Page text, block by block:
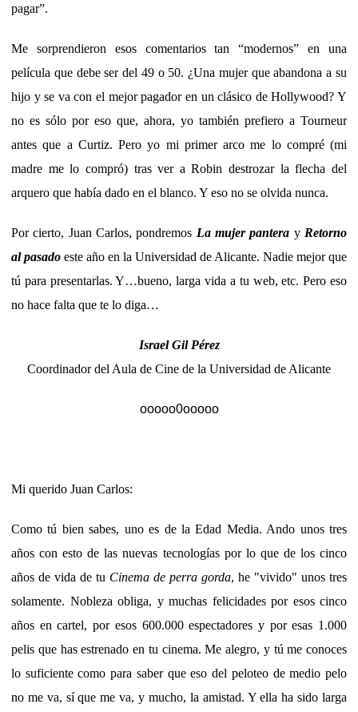
pagar”.
Me sorprendieron esos comentarios tan “modernos” en una
película que debe ser del 49 o 50. ¿Una mujer que abandona a su
hijo y se va con el mejor pagador en un clásico de Hollywood? Y
no es sólo por eso que, ahora, yo también prefiero a Tourneur
antes que a Curtiz. Pero yo mi primer arco me lo compré (mi
madre me lo compró) tras ver a Robin destrozar la flecha del
arquero que había dado en el blanco. Y eso no se olvida nunca.
Por cierto, Juan Carlos, pondremos La mujer pantera y Retorno
al pasado este año en la Universidad de Alicante. Nadie mejor que
tú para presentarlas. Y…bueno, larga vida a tu web, etc. Pero eso
no hace falta que te lo diga…
Israel Gil Pérez
Coordinador del Aula de Cine de la Universidad de Alicante
ooooo0ooooo
Mi querido Juan Carlos:
Como tú bien sabes, uno es de la Edad Media. Ando unos tres
años con esto de las nuevas tecnologías por lo que de los cinco
años de vida de tu Cinema de perra gorda, he "vivido" unos tres
solamente. Nobleza obliga, y muchas felicidades por esos cinco
años en cartel, por esos 600.000 espectadores y por esas 1.000
pelis que has estrenado en tu cinema. Me alegro, y tú me conoces
lo suficiente como para saber que eso del peloteo de medio pelo
no me va, sí que me va, y mucho, la amistad. Y ella ha sido larga